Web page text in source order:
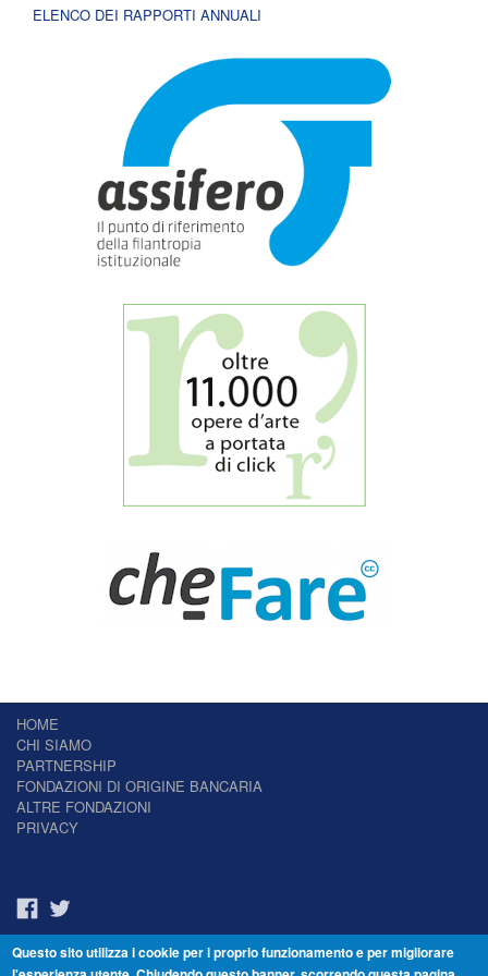
ELENCO DEI RAPPORTI ANNUALI
HOME
CHI SIAMO
PARTNERSHIP
FONDAZIONI DI ORIGINE BANCARIA
ALTRE FONDAZIONI
PRIVACY
Il Giornale delle Fondazioni - Periodico telematico
Questo sito utilizza i cookie per i proprio funzionamento e per migliorare